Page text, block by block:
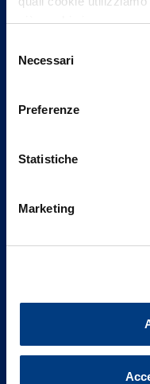
più su chi siamo,
può trovare nel footer
delNecessari
Preferenze
Statistiche
Marketing
Vittoria Assicurazioni
Governance